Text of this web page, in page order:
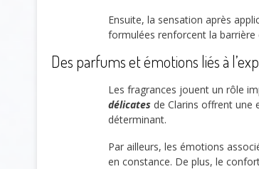
Ensuite, la sensation après
formulées renforcent la barrière
Des parfums et émotions liés à
Les fragrances jouent un rôle
délicates de Clarins offrent une
déterminant.
Par ailleurs, les émotions
en constance. De plus, le